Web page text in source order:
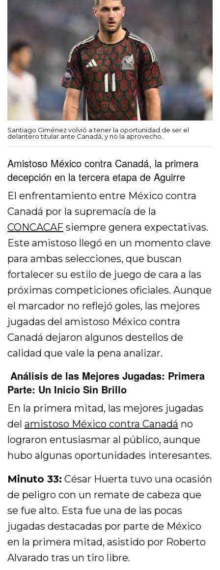
Santiago Giménez volvió a tener la oportunidad de ser el
delantero titular ante Canadá, y no la aprovecho.
Amistoso México contra Canadá, la primera
decepción en la tercera etapa de Aguirre
El enfrentamiento entre México contra
Canadá por la supremacía de la
CONCACAF siempre genera expectativas.
Este amistoso llegó en un momento clave
para ambas selecciones, que buscan
fortalecer su estilo de juego de cara a las
próximas competiciones oficiales. Aunque
el marcador no reflejó goles, las mejores
jugadas del amistoso México contra
Canadá dejaron algunos destellos de
calidad que vale la pena analizar.
Análisis de las Mejores Jugadas: Primera
Parte: Un Inicio Sin Brillo
En la primera mitad, las mejores jugadas
delamistoso México contra Canadá no
lograron entusiasmar al público, aunque
hubo algunas oportunidades interesantes.
Minuto 33: César Huerta tuvo una ocasión
de peligro con un remate de cabeza que
se fue alto. Esta fue una de las pocas
jugadas destacadas por parte de México
en la primera mitad, asistido por Roberto
Alvarado tras un tiro libre.